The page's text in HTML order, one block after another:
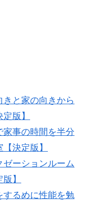
と家の向きから
版】
家事の時間を半分
決定版】
ーションルーム
】
するめに性能を勉